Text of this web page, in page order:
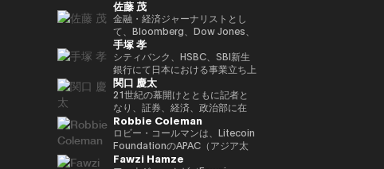
提携を推進。法令に準拠した日本
円ステーブルコインの発行や、ト
ークン化された株式および現実資
産（RWA）に最適化されたブロ
ックチェーンの開発など、革新的
なインフラ整備を進めている。
よびイノベーション領域への投資
に特化したベンチャーキャピタル
ファンド Taisu Ventures の投資
委員会メンバーも務めています。
し、商流ファイナンスサービス立
ち上げ、事業統括、マーケティン
グ事業に従事。 また、メガバン
クとヤフーとのデジタルマーケテ
ィング子会社(JV)の取締役を担
当。 その後DeNA、
MobilityTechnologies（現GO）
にてMaaS事業に従事し、GO立
ち上げフェーズに参画。複数のプ
ロジェクトリードを実施。 2021
年にNEC入社した後は、web3、
生体認証、メタバース、秘密計算
などデジタルサービスの新規事業
CEOに就任。創業当時から国際
通信のゲートウェイ事業に着目
し、決済×テクノロジーの力で市
場の創造と行動の革新に取り組ん
でいる。
して、日本における事業戦略およ
び市場開発を統括。国内パートナ
ーシップの構築やエコシステム拡
大を推進し、日本の新たな規制枠
組みのもとで初めて認可されたス
テーブルコインであるUSDCの国
内展開を主導した。 Circle参画以
前は、Google Paymentsにてパ
ートナーシップおよび事業開発の
リーダー職を歴任。日本を代表す
る決済・フィンテック企業との戦
略的提携を推進し、プロダクト連
携や市場戦略の立案を担ったほ
佐藤 茂
金融・経済ジャーナリストとし
て、Bloomberg、Dow Jones、
S&P Globalで約18年にわたり、
金融市場およびコモディティ分野
を取材。CoinDesk Japanの創設
メンバーとして立ち上げに関わ
り、4年間編集長を務めた。2025
年1月にSuperteam Japanに事
業開発支援統括として参画、
2026年1月より現職。
手塚 孝
シティバンク、HSBC、SBI新生
銀行にて日本における事業立ち上
げや金融ITプロジェクト推進に従
事。その後Google Japanにて営
業統括、ByteDance(TikTok)では
副社長として日本事業成長を牽
引。現在はStartale Japan 代表
取締役CEOとして、日本市場で
のブロックチェーン技術のビジネ
関口 慶太
21世紀の幕開けとともに記者と
なり、証券、経済、政治部に在
籍。兜町、霞ケ関、永田町と多角
的視点で金融・マーケットを取
材。2020年よりフィンテックエ
ディター。25年からNIKKEI
Robbie Coleman
ロビー・コールマンは、Litecoin
FoundationのAPAC（アジア太
平洋地域）統括責任者（Head of
Fawzi Hamze